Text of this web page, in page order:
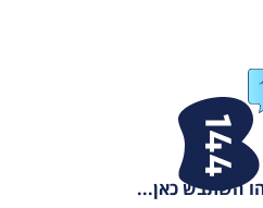
השתבש כאן...